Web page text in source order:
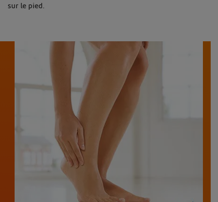
sur le pied.